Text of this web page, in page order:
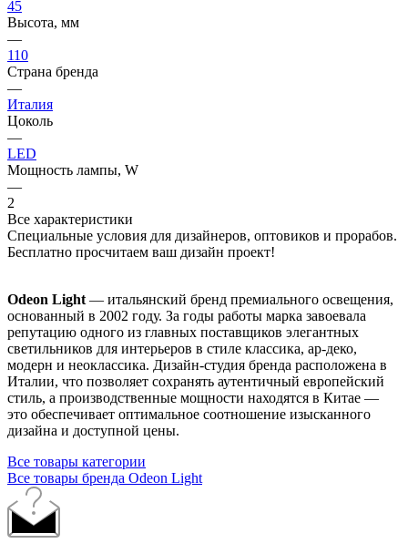
45
Высота, мм
—
110
Страна бренда
—
Италия
Цоколь
—
LED
Мощность лампы, W
—
2
Все характеристики
Специальные условия для дизайнеров, оптовиков и прорабов.
Бесплатно просчитаем ваш дизайн проект!
Odeon Light — итальянский бренд премиального освещения,
основанный в 2002 году. За годы работы марка завоевала
репутацию одного из главных поставщиков элегантных
светильников для интерьеров в стиле классика, ар-деко,
модерн и неоклассика. Дизайн-студия бренда расположена в
Италии, что позволяет сохранять аутентичный европейский
стиль, а производственные мощности находятся в Китае —
это обеспечивает оптимальное соотношение изысканного
дизайна и доступной цены.
Все товары категории
Все товары бренда Odeon Light